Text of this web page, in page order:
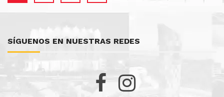
SÍGUENOS EN NUESTRAS REDES